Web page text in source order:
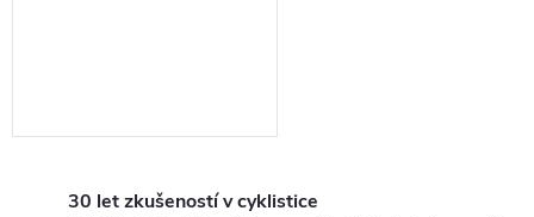
30 let zkušeností v cyklistice